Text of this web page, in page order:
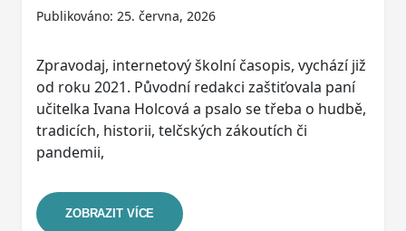
Publikováno: 25. června, 2026
Zpravodaj, internetový školní časopis, vychází již
od roku 2021. Původní redakci zaštiťovala paní
učitelka Ivana Holcová a psalo se třeba o hudbě,
tradicích, historii, telčských zákoutích či
pandemii,
ZOBRAZIT VÍCE